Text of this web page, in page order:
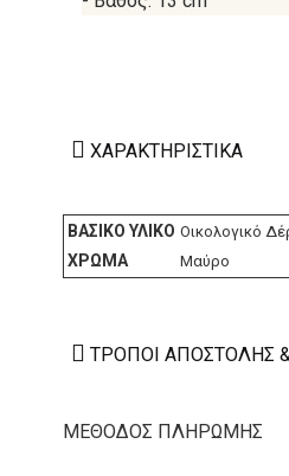
ΧΑΡΑΚΤΗΡΙΣΤΙΚΆ
ΒΑΣΙΚΌ ΥΛΙΚΌ Οικολογικό
ΧΡΏΜΑ Μαύρο
ΤΡΌΠΟΙ ΑΠΟΣΤΟΛΉΣ
ΜΕΘΟΔΟΣ ΠΛΗΡΩΜΗΣ